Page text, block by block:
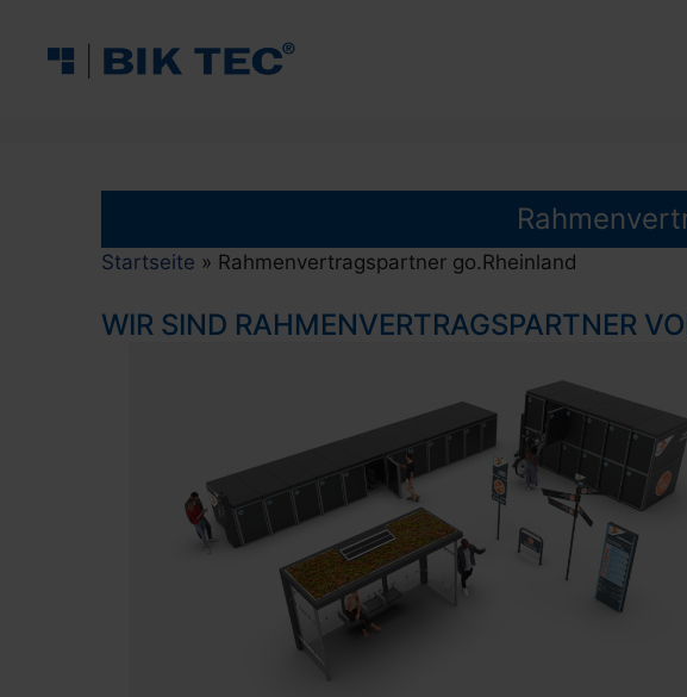
Inhalt
springen
Startseite » Rahmenvertragspartner go.Rheinland
WIR SIND RAHMENVERTRAGSPARTNER